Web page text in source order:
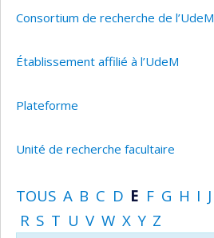
Consortium de recherche de l’UdeM
Établissement affilié à l’UdeM
Plateforme
Unité de recherche facultaire
TOUS A B C D E F G H I J
R S T U V W X Y Z